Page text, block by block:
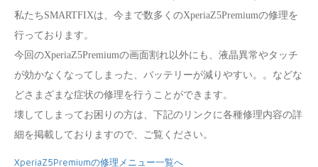
私たちSMARTFIXは、今まで数多くのXperiaZ5Premiumの修理を
行っております。
今回のXperiaZ5Premiumの画面割れ以外にも、液晶異常やタッチ
が効かなくなってしまった、バッテリーが減りやすい。。などな
どさまざまな症状の修理を行うことができます。
壊してしまってお困りの方は、下記のリンクに各種修理内容の詳
細を掲載しておりますので、ご覧ください。
XperiaZ5Premiumの修理メニュー一覧へ